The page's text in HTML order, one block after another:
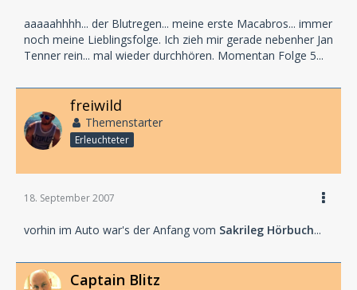
aaaaahhhh... der Blutregen... meine erste Macabros... immer
noch meine Lieblingsfolge. Ich zieh mir gerade nebenher Jan
Tenner rein... mal wieder durchhören. Momentan Folge 5...
freiwild
Themenstarter
Erleuchteter
18. September 2007
vorhin im Auto war's der Anfang vom Sakrileg Hörbuch...
Captain Blitz